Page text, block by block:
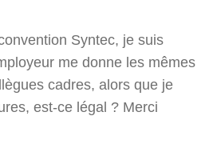
Syntec, je suis
me donne les mêmes
cadres, alors que je
est-ce légal ? Merci